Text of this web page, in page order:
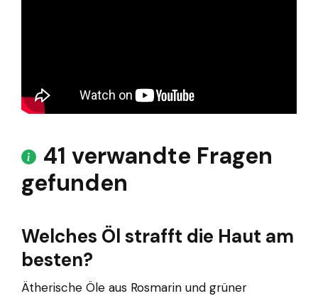
41 verwandte Fragen
gefunden
Welches Öl strafft die Haut am
besten?
Ätherische Öle aus Rosmarin und grüner